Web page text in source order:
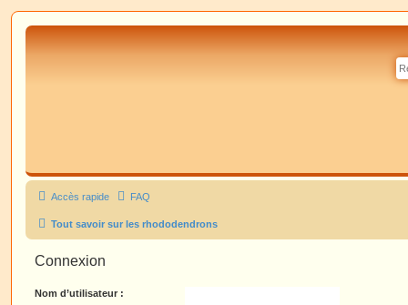
Accès rapide FAQ
Tout savoir sur les rhododendrons
Connexion
Nom d’utilisateur :